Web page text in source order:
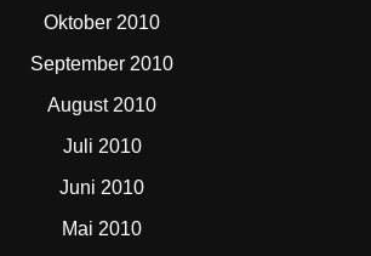
Oktober 2010
September 2010
August 2010
Juli 2010
Juni 2010
Mai 2010